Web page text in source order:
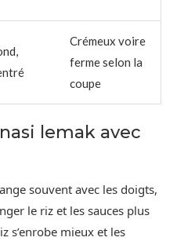
Crémeux voire
ferme selon la
coupe
lemak avec
souvent avec les doigts,
le riz et les sauces plus
s’enrobe mieux et les